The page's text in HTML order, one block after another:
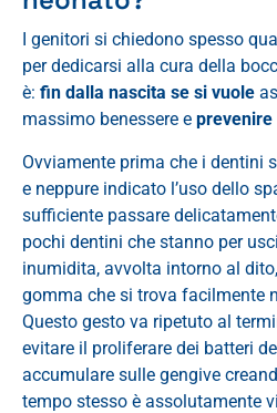
I genitori si chiedono spesso
per dedicarsi alla cura della
è: fin dalla nascita se si vuole
massimo benessere e
Ovviamente prima che i dentini
e neppure indicato l’uso dello
sufficiente passare
pochi dentini che stanno per
inumidita, avvolta intorno al
gomma che si trova facilmente
Questo gesto va ripetuto al
evitare il proliferare dei batteri
accumulare sulle gengive
tempo stesso è assolutamente